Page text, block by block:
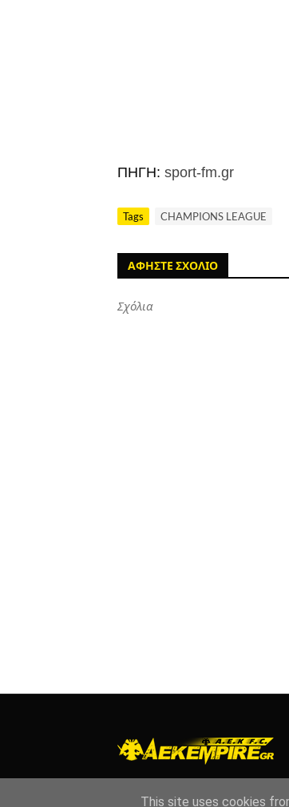
ΠΗΓΗ: sport-fm.gr
Tags CHAMPIONS LEAGUE
ΑΦΗΣΤΕ ΣΧΟΛΙΟ
Σχόλια
This site uses cookies